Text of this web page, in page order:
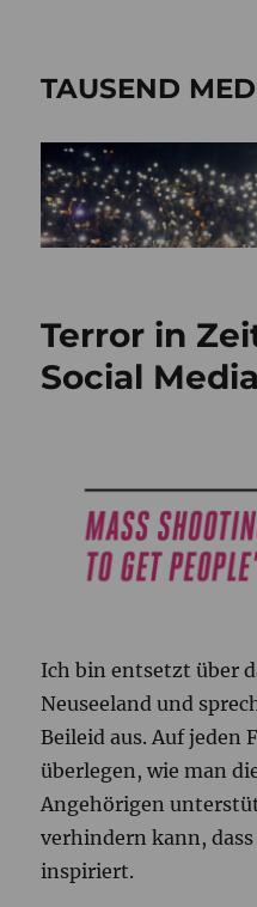
TAUSEND
Terror in
Social Media
Ich bin entsetzt über
Neuseeland und
Beileid aus. Auf jeden
überlegen, wie man
Angehörigen
verhindern kann,
inspiriert.